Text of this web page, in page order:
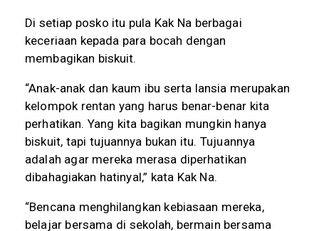
Di setiap posko itu pula Kak Na berbagai
keceriaan kepada para bocah dengan
membagikan biskuit.
“Anak-anak dan kaum ibu serta lansia merupakan
kelompok rentan yang harus benar-benar kita
perhatikan. Yang kita bagikan mungkin hanya
biskuit, tapi tujuannya bukan itu. Tujuannya
adalah agar mereka merasa diperhatikan
dibahagiakan hatinyal,” kata Kak Na.
“Bencana menghilangkan kebiasaan mereka,
belajar bersama di sekolah, bermain bersama